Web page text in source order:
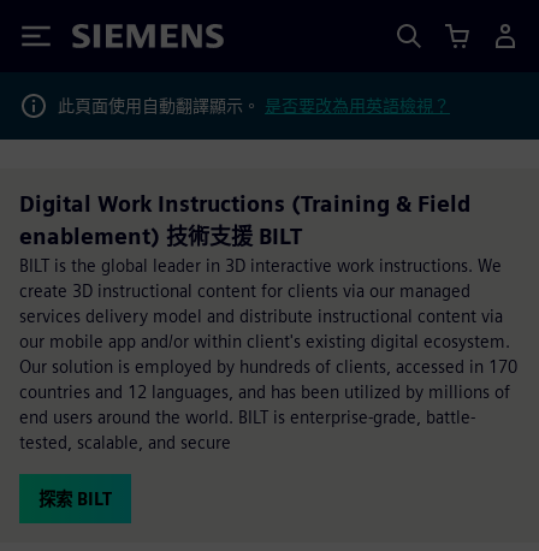
Siemens
此頁面使用自動翻譯顯示。 是否要改為用英語檢視？
Digital Work Instructions (Training & Field
enablement) 技術支援 BILT
BILT is the global leader in 3D interactive work instructions. We
create 3D instructional content for clients via our managed
services delivery model and distribute instructional content via
our mobile app and/or within client's existing digital ecosystem.
Our solution is employed by hundreds of clients, accessed in 170
countries and 12 languages, and has been utilized by millions of
end users around the world. BILT is enterprise-grade, battle-
tested, scalable, and secure
探索 BILT